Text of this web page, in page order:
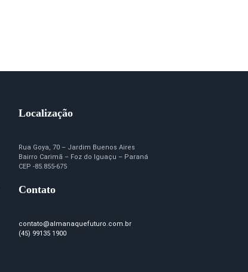
Localização
Rua Goya, 70 – Jardim Buenos Aires
Bairro Carimã – Foz do Iguaçu – Paraná
CEP -85.855-675
Contato
contato@almanaquefuturo.com.br
(45) 99135 1900